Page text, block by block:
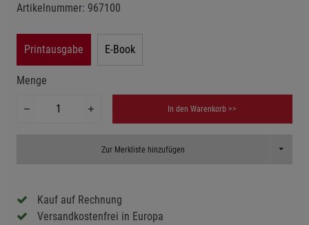
Artikelnummer: 967100
Printausgabe E-Book
Menge
In den Warenkorb >>
Zur Merkliste hinzufügen Toggle
Kauf auf Rechnung
Versandkostenfrei in Europa